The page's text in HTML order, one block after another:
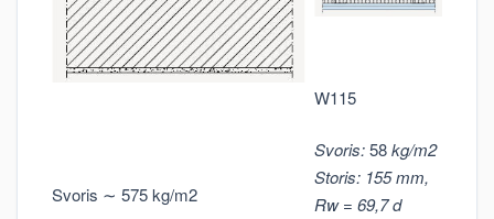
Svoris ∼ 575 kg/m2
W115
Svoris:58kg/m2
Storis: 155 mm,
Rw = 69,7 d